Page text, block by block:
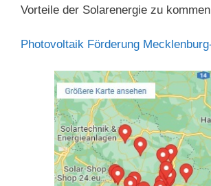
Vorteile der Solarenergie zu
Photovoltaik Förderung